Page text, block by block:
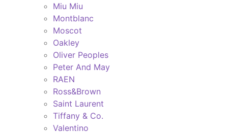
Miu Miu
Montblanc
Moscot
Oakley
Oliver Peoples
Peter And May
RAEN
Ross&Brown
Saint Laurent
Tiffany & Co.
Valentino